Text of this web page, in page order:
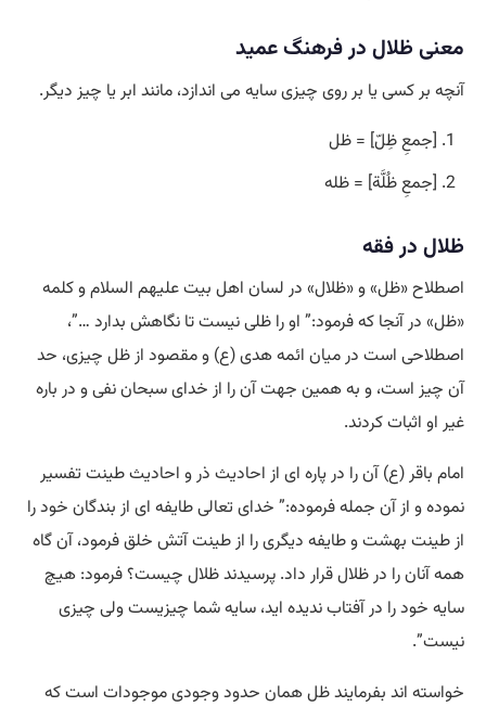
معنی ظلال در فرهنگ عمید
آنچه بر کسی یا بر روی چیزی سایه می اندازد، مانند ابر یا چیز دیگر.
[جمعِ ظِلّ] = ظل
[جمعِ ظُلَّة] = ظله
ظلال در فقه
اصطلاح «ظل» و «ظلال» در لسان اهل بیت علیهم السلام و کلمه
«ظل» در آنجا که فرمود:” او را ظلی نیست تا نگاهش بدارد …”،
اصطلاحی است در میان ائمه هدی (ع) و مقصود از ظل چیزی، حد
آن چیز است، و به همین جهت آن را از خدای سبحان نفی و در باره
غیر او اثبات کردند.
امام باقر (ع) آن را در پاره ای از احادیث ذر و احادیث طینت تفسیر
نموده و از آن جمله فرموده:” خدای تعالی طایفه ای از بندگان خود را
از طینت بهشت و طایفه دیگری را از طینت آتش خلق فرمود، آن گاه
همه آنان را در ظلال قرار داد. پرسیدند ظلال چیست؟ فرمود: هیچ
سایه خود را در آفتاب ندیده اید، سایه شما چیزیست ولی چیزی
نیست”.
خواسته اند بفرمایند ظل همان حدود وجودی موجودات است که